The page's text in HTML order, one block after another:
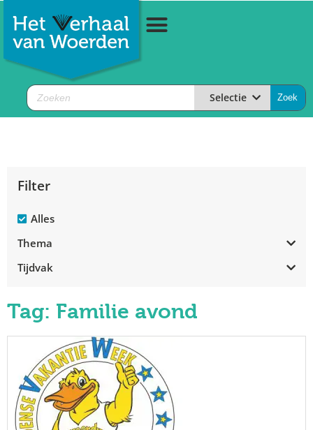
Selectie
Filter
Alles
Thema
Tijdvak
Tag: Familie avond